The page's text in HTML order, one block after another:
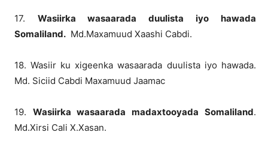
17. Wasiirka wasaarada duulista iyo hawada
Somaliland.Md.Maxamuud Xaashi Cabdi.
18. Wasiir ku xigeenka wasaarada duulista iyo hawada.
Md. Siciid Cabdi Maxamuud Jaamac
19. Wasiirka wasaarada madaxtooyada Somaliland.
Md.Xirsi Cali X.Xasan.